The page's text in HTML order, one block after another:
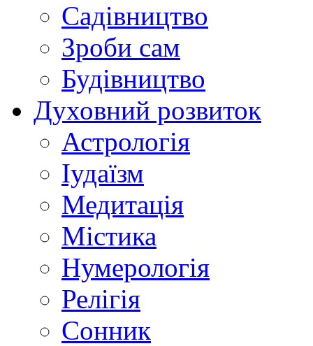
Садівництво
Зроби сам
Будівництво
Духовний розвиток
Астрологія
Іудаїзм
Медитація
Містика
Нумерологія
Релігія
Сонник